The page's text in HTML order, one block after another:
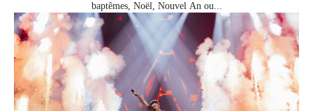
baptêmes, Noël, Nouvel An ou...